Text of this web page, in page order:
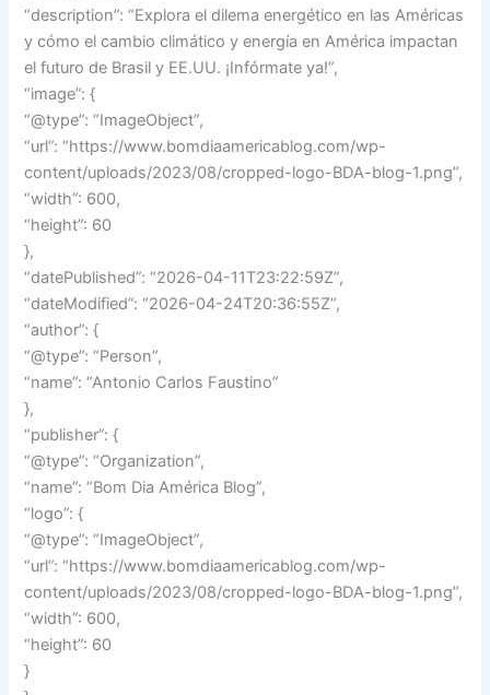
“description”: “Explora el dilema energético en las Américas
y cómo el cambio climático y energía en América impactan
el futuro de Brasil y EE.UU. ¡Infórmate ya!”,
“image”: {
“@type”: “ImageObject”,
“url”: “https://www.bomdiaamericablog.com/wp-
content/uploads/2023/08/cropped-logo-BDA-blog-1.png”,
“width”: 600,
“height”: 60
},
“datePublished”: “2026-04-11T23:22:59Z”,
“dateModified”: “2026-04-24T20:36:55Z”,
“author”: {
“@type”: “Person”,
“name”: “Antonio Carlos Faustino”
},
“publisher”: {
“@type”: “Organization”,
“name”: “Bom Dia América Blog”,
“logo”: {
“@type”: “ImageObject”,
“url”: “https://www.bomdiaamericablog.com/wp-
content/uploads/2023/08/cropped-logo-BDA-blog-1.png”,
“width”: 600,
“height”: 60
}